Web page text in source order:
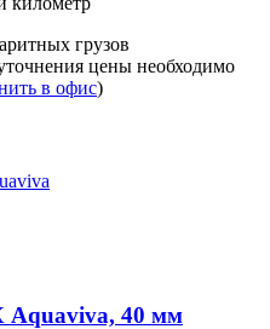
грузов
цены необходимо
в офис)
Aquaviva, 40 мм